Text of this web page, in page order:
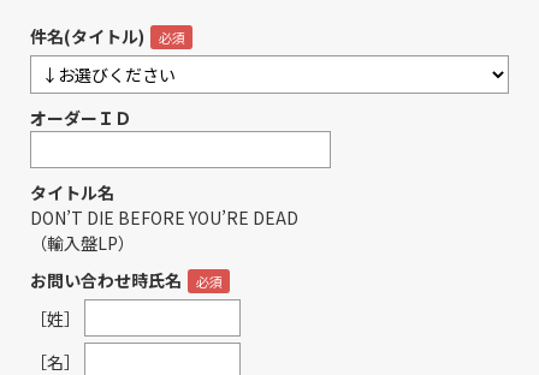
件名(タイトル)
オーダーＩＤ
タイトル名
DON’T DIE BEFORE YOU’RE DEAD
（輸入盤LP）
お問い合わせ時氏名
［姓］
［名］